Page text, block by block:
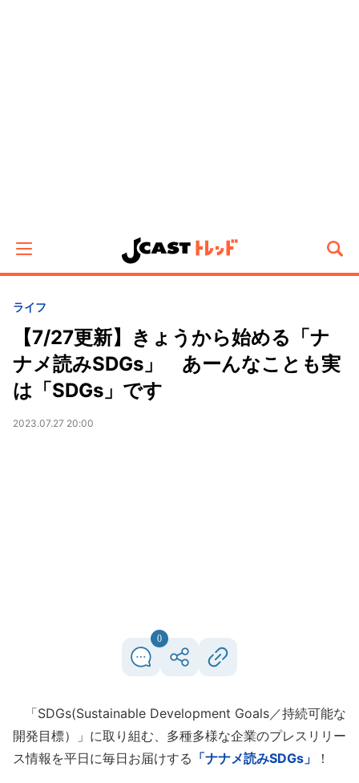
ライフ
【7/27更新】きょうから始める「ナ
ナメ読みSDGs」 あーんなことも実
は「SDGs」です
2023.07.27 20:00
0
「SDGs(Sustainable Development Goals／持続可能な
開発目標）」に取り組む、多種多様な企業のプレスリリー
ス情報を平日に毎日お届けする 「ナナメ読みSDGs」 ！